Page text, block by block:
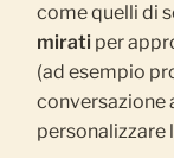
come quelli di
mirati per
(ad esempio
conversazione
personalizzare